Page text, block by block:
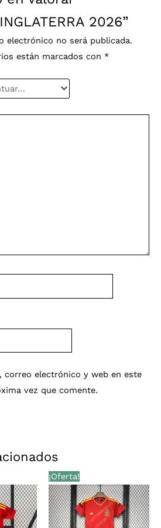
2026”
electrónico no será publicada.
están marcados con *
correo electrónico y web en este
vez que comente.
¡Oferta!
El
precio
original
era:
€39,00.
precio
actual
es:
€33,99.